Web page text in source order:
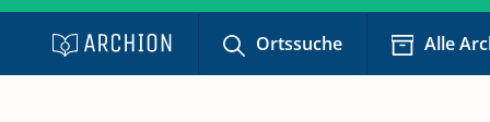
Ortssuche Alle
Kirchenbuch Neudorf: